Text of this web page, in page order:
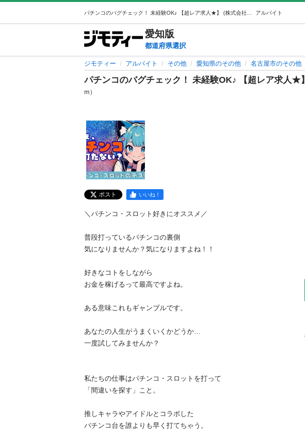
アルバイト
愛知版
都道府県選択
ジモティー アルバイト その他 愛知県のその他 名古屋市のその他
パチンコのバグチェック！ 未経験OK♪ 【超レア求人★】
m）
ポスト いいね！
＼パチンコ・スロット好きにオススメ／
普段打っているパチンコの裏側
気になりませんか？気になりますよね！！
好きなコトをしながら
お金を稼げるって最高ですよね。
ある意味これもギャンブルです。
あなたの人生がうまくいくかどうか…
一度試してみませんか？
私たちの仕事はパチンコ・スロットを打って
「間違いを探す」こと。
推しキャラやアイドルとコラボした
パチンコ台を誰よりも早く打てちゃう。